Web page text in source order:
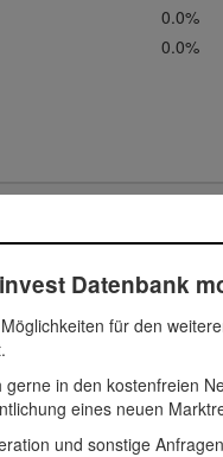
0.0%
0.0%
Datenbank
für den
gerne in den kostenfreien
eines neuen
und sonstige